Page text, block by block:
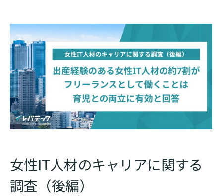
女性IT人材のキャリアに関する
調査（後編）